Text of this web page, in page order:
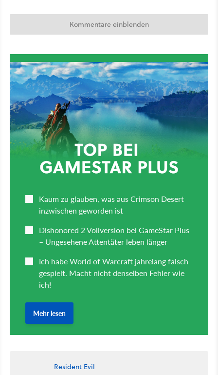
Kommentare einblenden
Resident Evil